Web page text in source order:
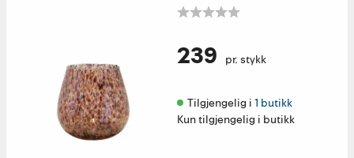
239 pr. stykk
Tilgjengelig i 1 butikk
Kun tilgjengelig i butikk